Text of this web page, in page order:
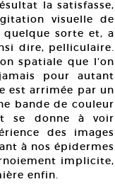
la satisfasse,
visuelle de
sorte et, a
dire, pelliculaire.
spatiale que l’on
pour autant
est arrimée par un
bande de couleur
se donne à voir
des images
à nos épidermes
implicite,
enfin.